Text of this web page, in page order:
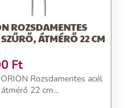
ROZSDAMENTES
ÁTMÉRŐ 22 CM
Ft
Rozsdamentes acél
22 cm...